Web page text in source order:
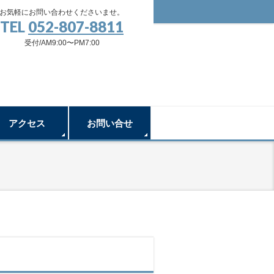
お気軽にお問い合わせくださいませ。
TEL 052-807-8811
受付/AM9:00〜PM7:00
アクセス お問い合せ